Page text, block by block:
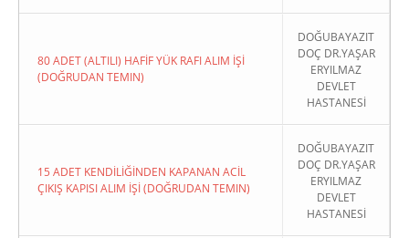
80 ADET (ALTILI) HAFİF YÜK RAFI ALIM İŞİ
(DOĞRUDAN TEMIN)
DOĞUBAYAZIT
DOÇ DR.YAŞAR
ERYILMAZ
DEVLET
HASTANESİ
15 ADET KENDİLİĞİNDEN KAPANAN ACİL
ÇIKIŞ KAPISI ALIM İŞİ (DOĞRUDAN TEMIN)
DOĞUBAYAZIT
DOÇ DR.YAŞAR
ERYILMAZ
DEVLET
HASTANESİ